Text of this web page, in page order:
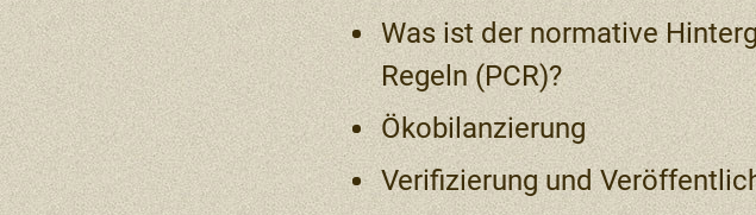
​Was ist der normative
Regeln (PCR)?
Ökobilanzierung
Verifizierung und